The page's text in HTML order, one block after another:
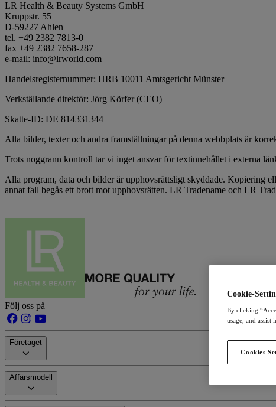
LR Health & Beauty Systems GmbH
Kruppstr. 55
D-59227 Ahlen
tel. +49 2382 7813-0
fax +49 2382 7658-287
e-mail: info@lrworld.com
Handelsregisternummer: HRB 10011 Amtsgericht Münster
Verkställande direktör: Jörg Körfer (CEO)
Skatte-ID: DE 814331344
Alla bilder, texter och andra framställningar på denna webbplats är
Trots noggrann kontroll tar vi inget ansvar för textinnehållet i externa
Alla program, data och bilder är upphovsrättsligt skyddade. Kopiering
annat fall begås ett brott mot upphovsrätten. LR Tradename och LR
Följ oss på
Företaget
Affärsmodell
Cookie-
By clicking
usage, and assist
Cookies